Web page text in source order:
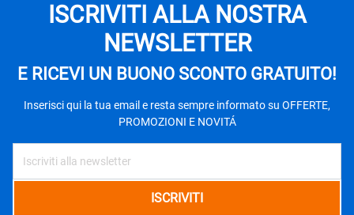
ISCRIVITI ALLA NOSTRA
NEWSLETTER
E RICEVI UN BUONO SCONTO GRATUITO!
Inserisci qui la tua email e resta sempre informato su OFFERTE,
PROMOZIONI E NOVITÁ